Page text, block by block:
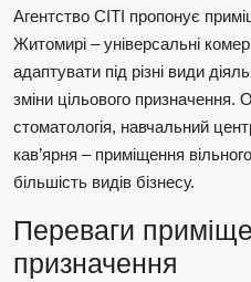
Агентство СІТІ пропонує
Житомирі – універсальні
адаптувати під різні види
зміни цільового призначення.
стоматологія, навчальний
кав’ярня – приміщення
більшість видів бізнесу.
Переваги
призначення